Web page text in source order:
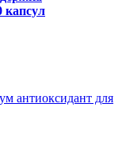
капсул